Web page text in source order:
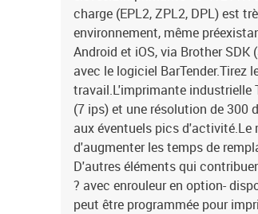
charge (EPL2, ZPL2, DPL) est
environnement, même
Android et iOS, via Brother
avec le logiciel BarTender.Tirez
travail.L'imprimante industrielle
(7 ips) et une résolution de 300
aux éventuels pics d'activité.Le
d'augmenter les temps de
D'autres éléments qui
? avec enrouleur en option-
peut être programmée pour